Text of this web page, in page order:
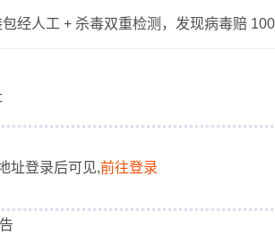
经人工 + 杀毒双重检测，发现病毒赔
址登录后可见,前往登录